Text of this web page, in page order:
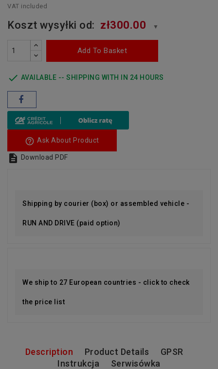
VAT included
Koszt wysyłki od: zł300.00 ▼
Add To Basket
 AVAILABLE -- SHIPPING WITH IN 24 HOURS
help_outline Ask About Product
 Download PDF
Shipping by courier (box) or assembled vehicle -
RUN AND DRIVE (paid option)
We ship to 27 European countries - click to check
the price list
Description Product Details
GPSR
Instrukcja
Serwisówka